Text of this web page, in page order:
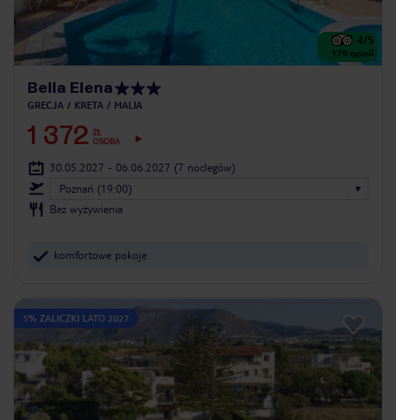
4/5
179 opinii
Bella Elena
GRECJA KRETA MALIA
1 372 ZŁ
OSOBA
30.05.2027 - 06.06.2027 (7 noclegów)
Poznań (19:00)
Bez wyżywienia
komfortowe pokoje
5% ZALICZKI LATO 2027